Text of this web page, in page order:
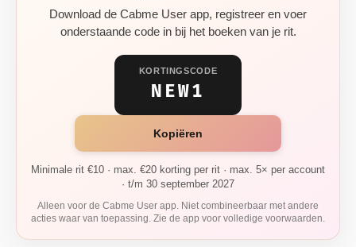
Download de Cabme User app, registreer en voer
onderstaande code in bij het boeken van je rit.
KORTINGSCODE
NEW1
Kopiëren
Minimale rit €10 · max. €20 korting per rit · max. 5× per account
· t/m 30 september 2027
Alleen voor de Cabme User app. Niet combineerbaar met andere
acties waar van toepassing. Zie de app voor volledige voorwaarden.